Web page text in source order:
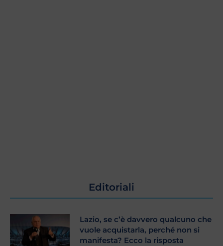
Editoriali
Lazio, se c’è davvero qualcuno che
vuole acquistarla, perché non si
manifesta? Ecco la risposta